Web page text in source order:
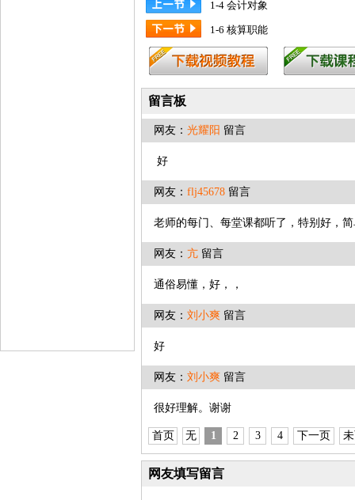
1-4 会计对象
1-6 核算职能
留言板
网友： 光耀阳 留言
好
网友： flj45678 留言
老师的每门、每堂课都听了，特别好，
网友： 亢 留言
通俗易懂，好，，
网友： 刘小爽 留言
好
网友： 刘小爽 留言
很好理解。
首页 无 1 2 3 4 下一页
网友填写留言